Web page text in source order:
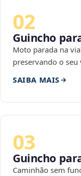
02
Guincho
Moto parada na
preservando o seu
SAIBA MAIS
03
Guincho
Caminhão sem